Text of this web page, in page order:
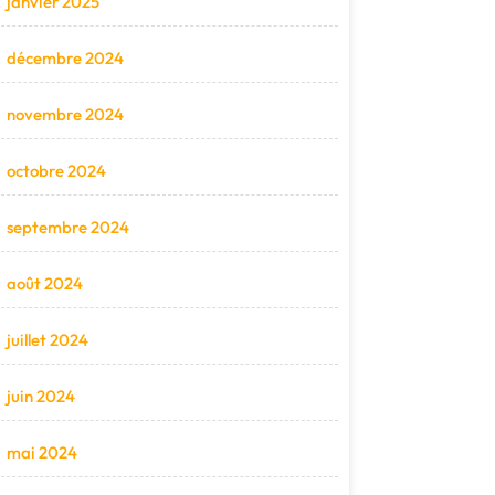
décembre 2024
novembre 2024
octobre 2024
septembre 2024
août 2024
juillet 2024
juin 2024
mai 2024